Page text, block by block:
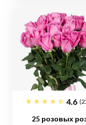
4.6
25 розовых